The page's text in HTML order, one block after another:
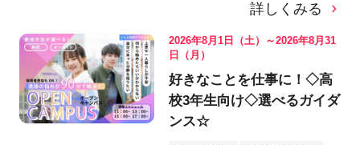
詳しくみる
2026年8月1日（土）～2026年8月31
日（月）
好きなことを仕事に！◇高
校3年生向け◇選べるガイダ
ンス☆